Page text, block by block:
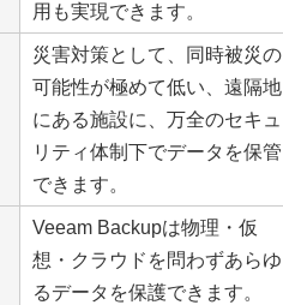
用も実現できます。
災害対策として、同時被災の
可能性が極めて低い、遠隔地
にある施設に、万全のセキュ
リティ体制下でデータを保管
できます。
Veeam Backupは物理・仮
想・クラウドを問わずあらゆ
るデータを保護できます。